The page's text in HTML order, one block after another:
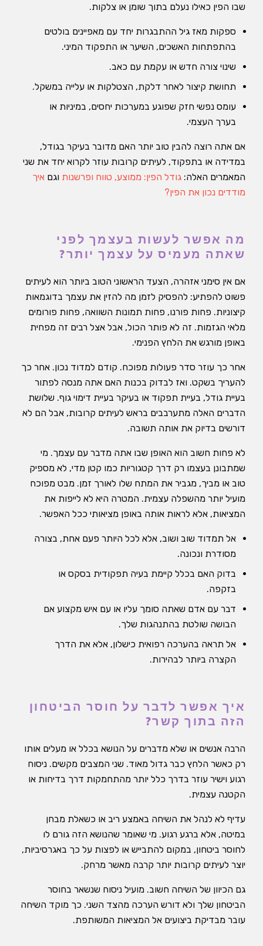
שבו הפין כאילו נעלם בתוך שומן או צלקות.
ספקות מאז גיל ההתבגרות יחד עם מאפיינים בולטים
בהתפתחות האשכים, השיער או התפקוד המיני.
שינוי צורה חדש או עקמת עם כאב.
תחושת קיצור לאחר דלקת, הצטלקות או עלייה במשקל.
עומס נפשי חזק שפוגע במערכות יחסים, במיניות או
בערך העצמי.
אם אתה רוצה להבין טוב יותר האם מדובר בעיקר בגודל,
במדידה או בתפקוד, לעיתים קרובות עוזר לקרוא יחד את שני
המאמרים האלה: גודל הפין: ממוצע, טווח ופרשנות וגם איך
מודדים נכון את הפין?
מה אפשר לעשות בעצמך לפני
שאתה מעמיס על עצמך יותר?
אם אין סימני אזהרה, הצעד הראשוני הטוב ביותר הוא לעיתים
פשוט להפתיע: להפסיק לזמן מה להזין את עצמך בדוגמאות
קיצוניות. פחות פורנו, פחות תמונות השוואה, פחות פורומים
מלאי הגזמות. זה לא פותר הכול, אבל אצל רבים זה מפחית
באופן מורגש את הלחץ הפנימי.
אחר כך עוזר סדר פעולות מפוכח. קודם למדוד נכון. אחר כך
להעריך בשקט. ואז לבדוק בכנות האם אתה מנסה לפתור
בעיית גודל, בעיית תפקוד או בעיקר בעיית דימוי גוף. שלושת
הדברים האלה מתערבבים בראש לעיתים קרובות, אבל הם לא
דורשים בדיוק את אותה תשובה.
לא פחות חשוב הוא האופן שבו אתה מדבר עם עצמך. מי
שמתבונן בעצמו רק דרך קטגוריות כמו קטן מדי, לא מספיק
טוב או מביך, מגביר את המתח שלו לאורך זמן. מבט מפוכח
מועיל יותר מהשפלה עצמית. המטרה היא לא לייפות את
המציאות, אלא לראות אותה באופן מציאותי ככל האפשר.
אל תמדוד שוב ושוב, אלא לכל היותר פעם אחת, בצורה
מסודרת ונכונה.
בדוק האם בכלל קיימת בעיה תפקודית בסקס או
בזקפה.
דבר עם אדם שאתה סומך עליו או עם איש מקצוע אם
הבושה שולטת בהתנהגות שלך.
אל תראה בהערכה רפואית כישלון, אלא את הדרך
הקצרה ביותר לבהירות.
איך אפשר לדבר על חוסר הביטחון
הזה בתוך קשר?
הרבה אנשים או שלא מדברים על הנושא בכלל או מעלים אותו
רק כאשר הלחץ כבר גדול מאוד. שני המצבים מקשים. ניסוח
רגוע וישיר עוזר בדרך כלל יותר מהתחמקות דרך בדיחות או
הקטנה עצמית.
עדיף לא לנהל את השיחה באמצע ריב או כשאלת מבחן
במיטה, אלא ברגע רגוע. מי שאומר שהנושא הזה גורם לו
לחוסר ביטחון, במקום להתבייש או לפצות על כך באגרסיביות,
יוצר לעיתים קרובות יותר קרבה מאשר מרחק.
גם הכיוון של השיחה חשוב. מועיל ניסוח שנשאר בחוסר
הביטחון שלך ולא דורש הערכה מהצד השני. כך מוקד השיחה
עובר מבדיקת ביצועים אל המציאות המשותפת.